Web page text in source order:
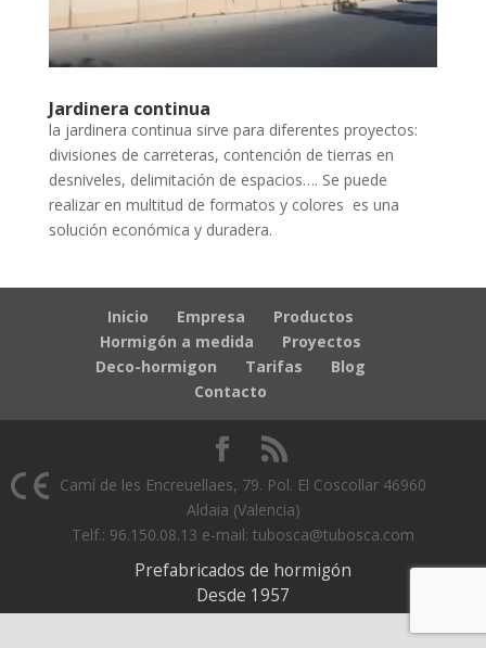
Jardinera continua
la jardinera continua sirve para diferentes proyectos:
divisiones de carreteras, contención de tierras en
desniveles, delimitación de espacios…. Se puede
realizar en multitud de formatos y colores es una
solución económica y duradera.
Inicio Empresa
Productos
Hormigón a medida
Proyectos
Deco-hormigon
Tarifas
Blog
Contacto
Camí de les Encreuellaes, 79. Pol. El Coscollar 46960
Aldaia (Valencia)
Telf.: 96.150.08.13 e-mail: tubosca@tubosca.com
Prefabricados de hormigón
Desde 1957